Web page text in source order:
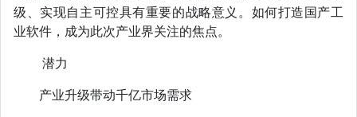
级、实现自主可控具有重要的战略意义。如何打造国产工
业软件，成为此次产业界关注的焦点。
潜力
产业升级带动千亿市场需求